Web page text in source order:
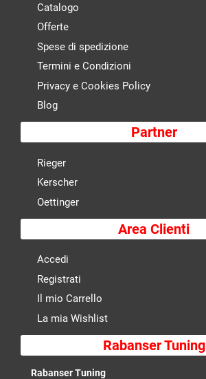
Catalogo
Offerte
Spese di spedizione
Termini e Condizioni
Privacy e Cookies Policy
Blog
Partner
Rieger
Kerscher
Oettinger
Area Clienti
Accedi
Registrati
Il mio Carrello
La mia Wishlist
Rabanser Tuning
Rabanser Tuning